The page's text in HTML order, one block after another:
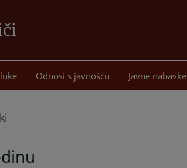
sadržaj
Odnosi s javnošću Javne nabavke